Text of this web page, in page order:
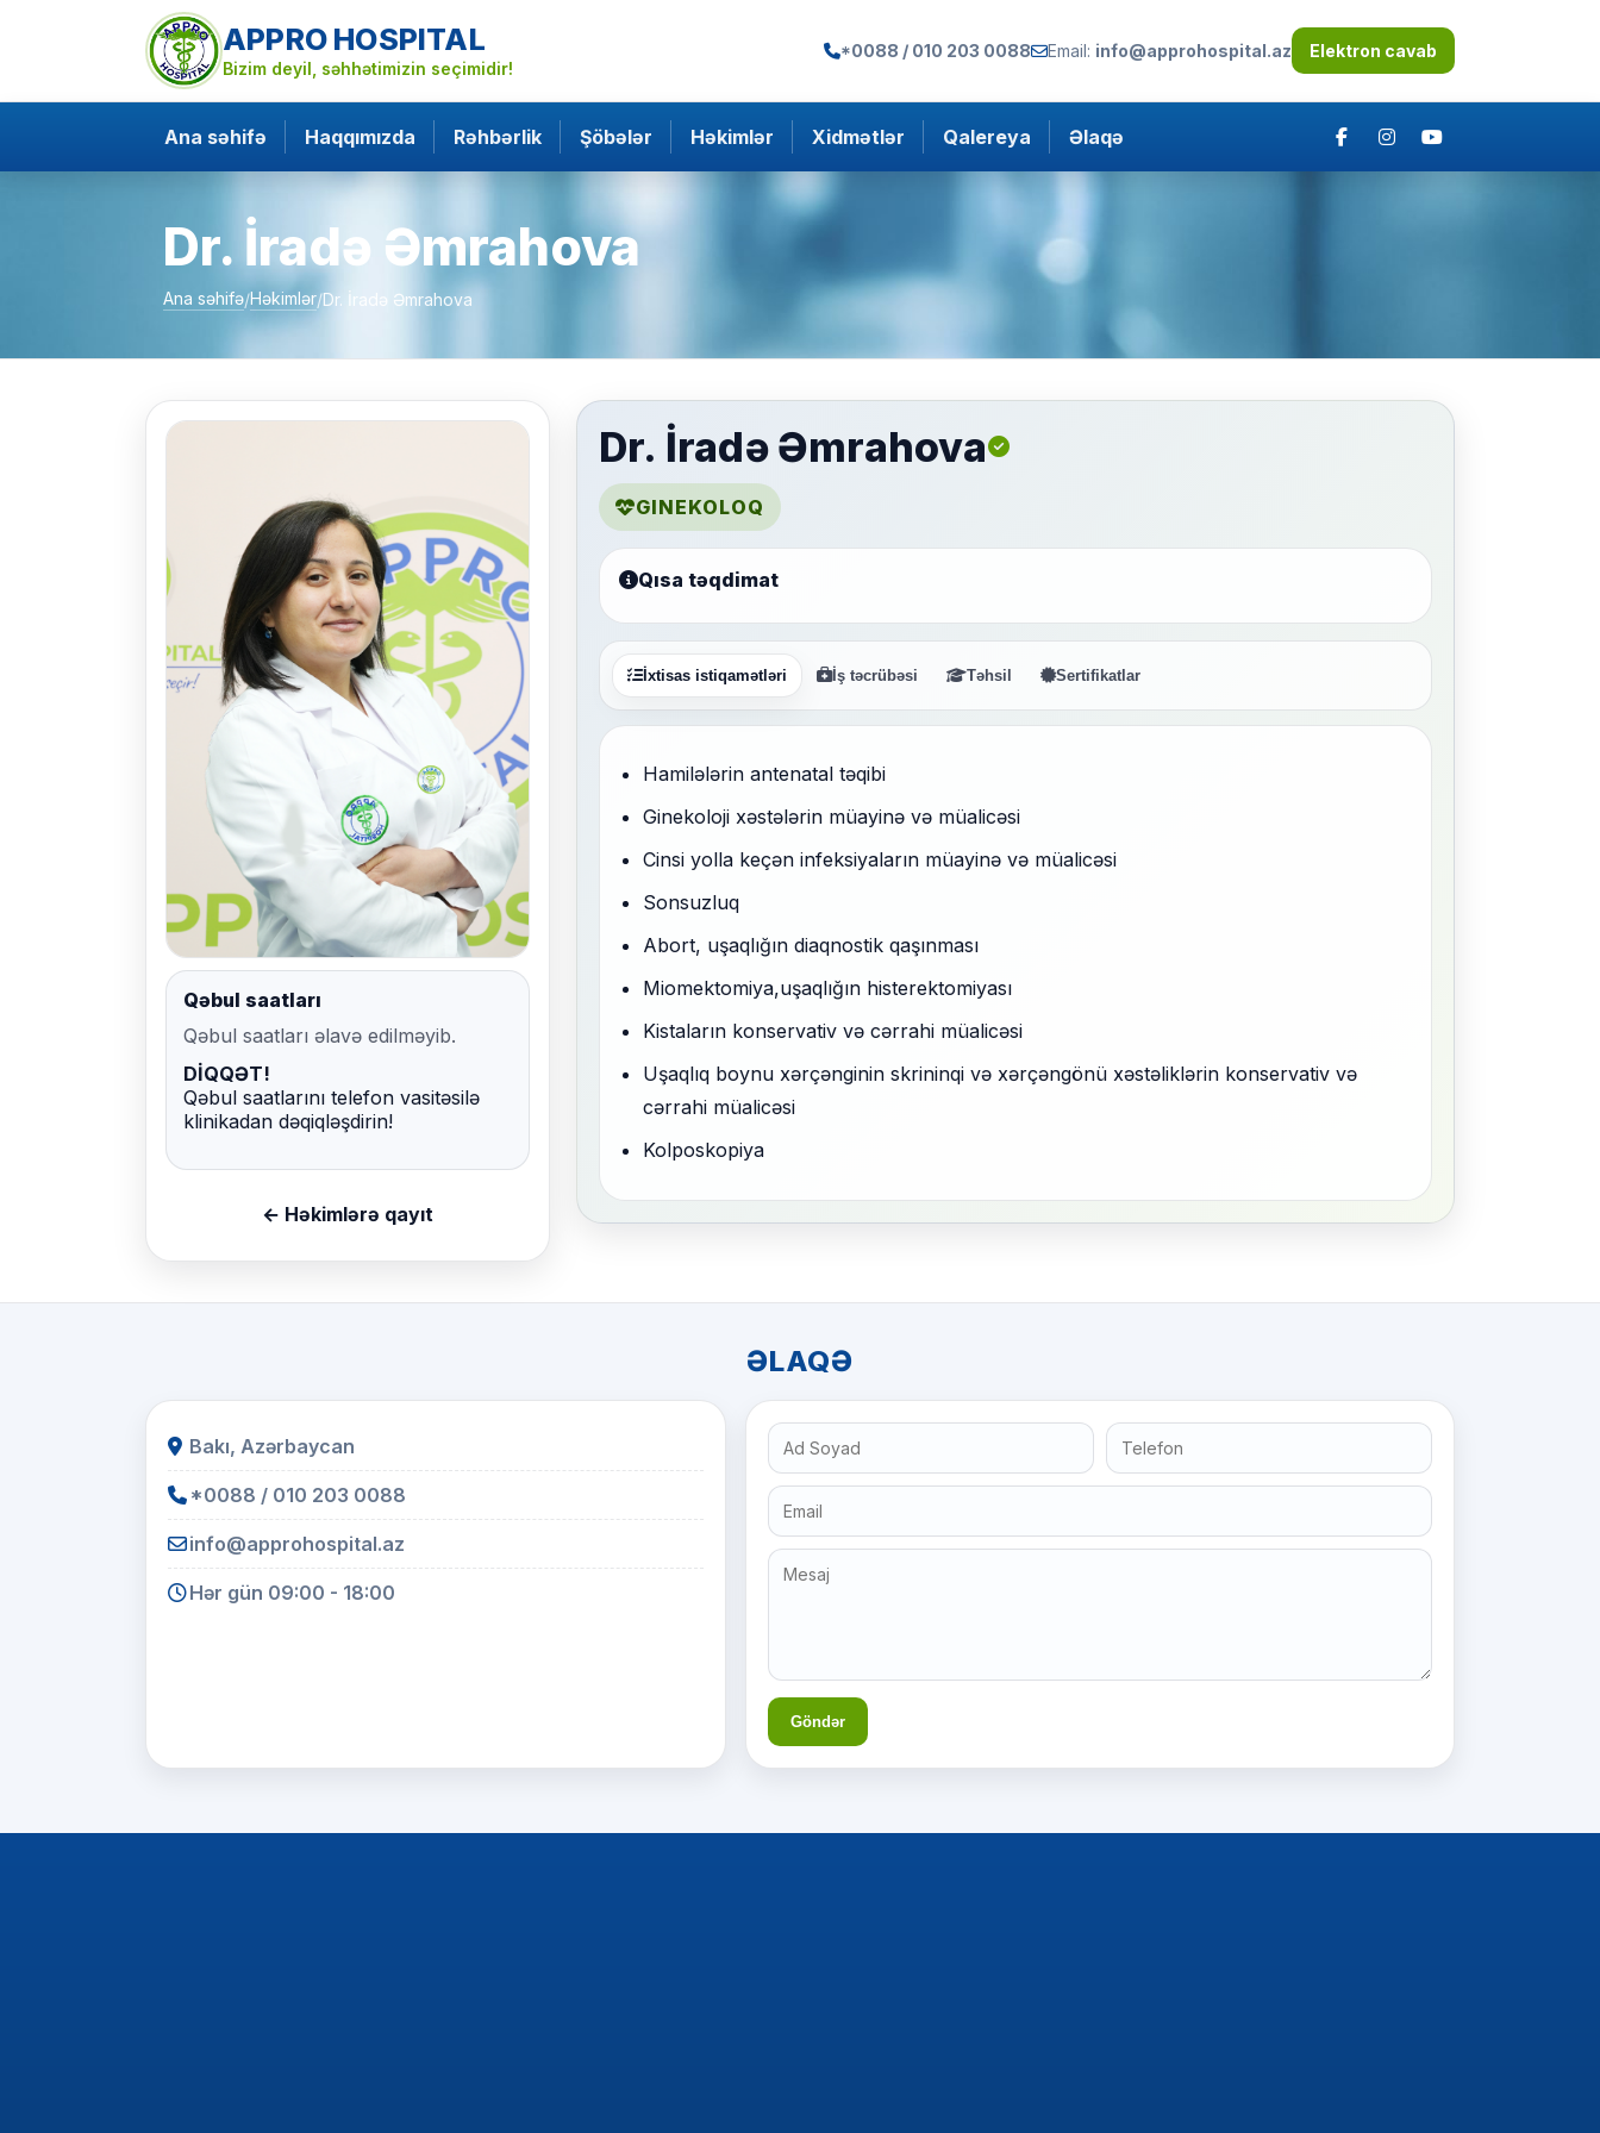
APPRO HOSPITAL
Bizim deyil, səhhətimizin seçimidir!
*0088 / 010 203 0088 Email: info@approhospital.az Elektron cavab
Ana səhifə Haqqımızda Rəhbərlik Şöbələr Həkimlər Xidmətlər Qalereya Əlaqə
Dr. İradə Əmrahova
Ana səhifə/Həkimlər/Dr. İradə Əmrahova
Qəbul saatları
Qəbul saatları əlavə edilməyib.
DİQQƏT!
Qəbul saatlarını telefon vasitəsilə
klinikadan dəqiqləşdirin!
← Həkimlərə qayıt
Dr. İradə Əmrahova
GINEKOLOQ
Qısa təqdimat
İxtisas istiqamətləri İş təcrübəsi Təhsil Sertifikatlar
Hamilələrin antenatal təqibi
Ginekoloji xəstələrin müayinə və müalicəsi
Cinsi yolla keçən infeksiyaların müayinə və müalicəsi
Sonsuzluq
Abort, uşaqlığın diaqnostik qaşınması
Miomektomiya,uşaqlığın histerektomiyası
Kistaların konservativ və cərrahi müalicəsi
Uşaqlıq boynu xərçənginin skrininqi və xərçəngönü xəstəliklərin konservativ və
cərrahi müalicəsi
Kolposkopiya
ƏLAQƏ
Bakı, Azərbaycan
*0088 / 010 203 0088
info@approhospital.az
Hər gün 09:00 - 18:00
Göndər